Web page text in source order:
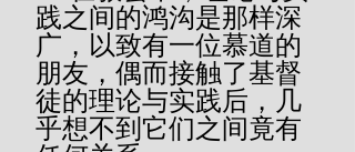
践之间的鸿沟是那样深
广，以致有一位慕道的
朋友，偶而接触了基督
徒的理论与实践后，几
乎想不到它们之间竟有